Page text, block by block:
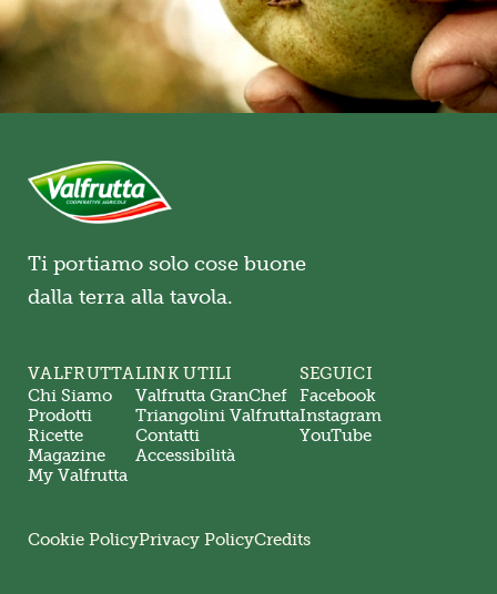
Ti portiamo solo cose buone
dalla terra alla tavola.
VALFRUTTA
Chi Siamo
Prodotti
Ricette
Magazine
My Valfrutta
LINK UTILI
Valfrutta GranChef
Triangolini Valfrutta
Contatti
Accessibilità
SEGUICI
Facebook
Instagram
YouTube
Cookie PolicyPrivacy PolicyCredits